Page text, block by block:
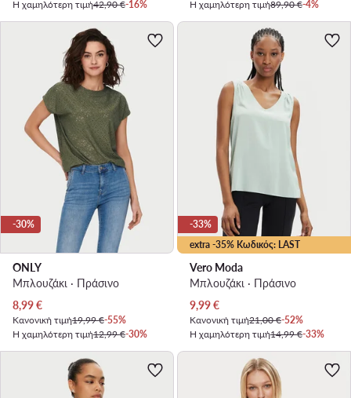
Η χαμηλότερη τιμή42,90 €-16% Η χαμηλότερη τιμή89,90 €-4%
-30%
ONLY
Μπλουζάκι · Πράσινο
Τρέχουσα τιμή
8,99€
Κανονική τιμή19,99 €-55%
Η χαμηλότερη τιμή12,99 €-30%
extra -35% Κωδικός: LAST
-33%
Vero Moda
Μπλουζάκι · Πράσινο
Τρέχουσα τιμή
9,99€
Κανονική τιμή21,00 €-52%
Η χαμηλότερη τιμή14,99 €-33%